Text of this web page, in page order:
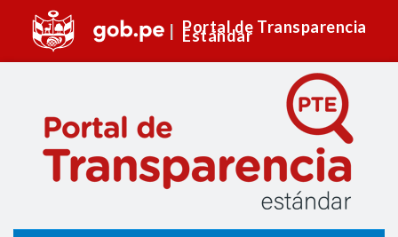
Portal de Transparencia
Estándar